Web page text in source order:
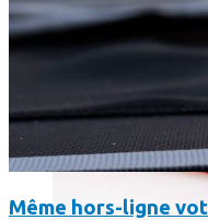
Même hors-ligne